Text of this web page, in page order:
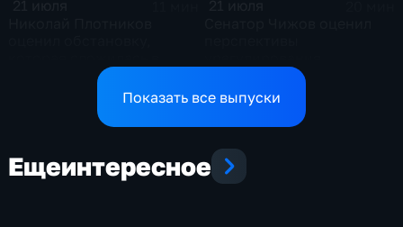
отношениях между США и
конфликтов на Ближнем
Востоке и диалог с
Европой
Показать все выпуски
Ещеинтересное